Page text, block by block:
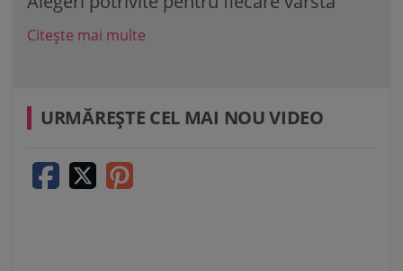
Citește mai multe
URMĂREŞTE CEL MAI NOU VIDEO